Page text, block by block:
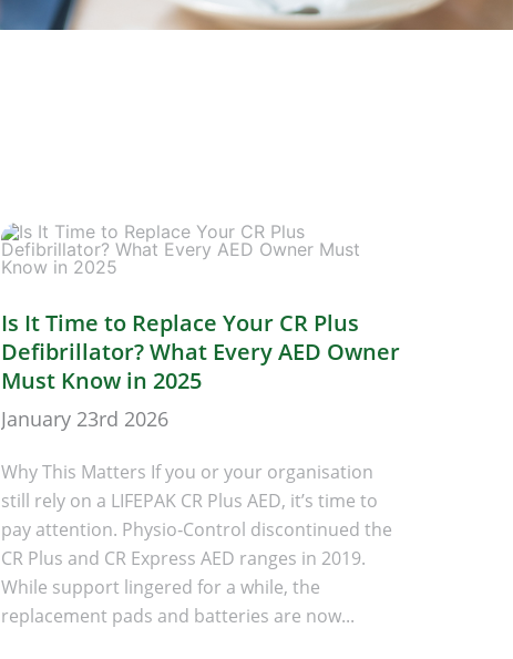
Is It Time to Replace Your CR Plus
Defibrillator? What Every AED Owner
Must Know in 2025
January 23rd 2026
Why This Matters If you or your organisation
still rely on a LIFEPAK CR Plus AED, it’s time to
pay attention. Physio‑Control discontinued the
CR Plus and CR Express AED ranges in 2019.
While support lingered for a while, the
replacement pads and batteries are now...